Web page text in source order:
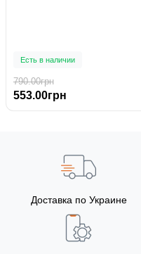
Есть в наличии
790.00грн
553.00грн
Доставка по Украине